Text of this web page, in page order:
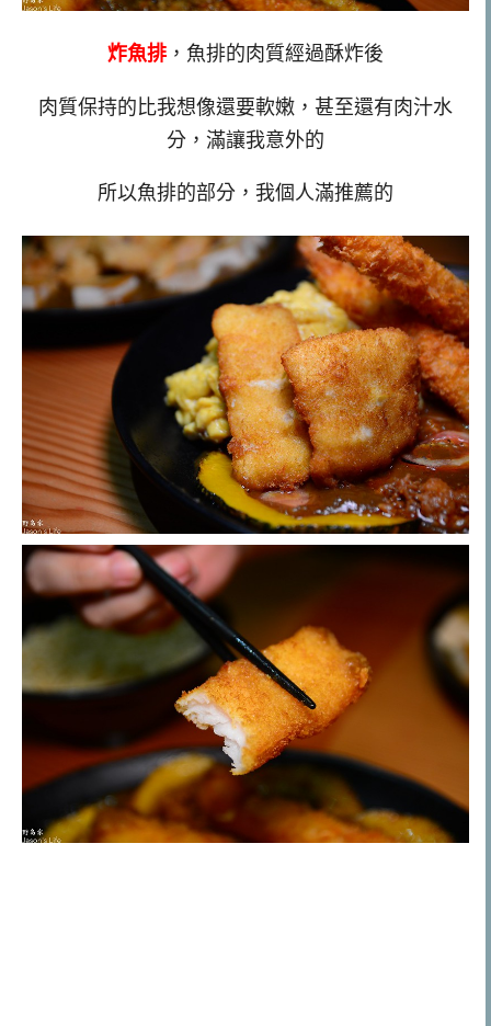
炸魚排 ，魚排的肉質經過酥炸後
肉質保持的比我想像還要軟嫩，甚至還有肉汁水
分，滿讓我意外的
所以魚排的部分，我個人滿推薦的